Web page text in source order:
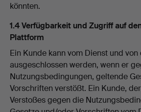
könnten.
1.4 Verfügbarkeit und Zugriff auf
Plattform
Ein Kunde kann vom Dienst und
ausgeschlossen werden, wenn er
Nutzungsbedingungen, geltende
Vorschriften verstößt. Ein Kunde,
Verstoßes gegen die